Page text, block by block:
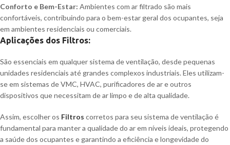
Conforto e Bem-Estar: Ambientes com ar filtrado são mais
confortáveis, contribuindo para o bem-estar geral dos ocupantes, seja
em ambientes residenciais ou comerciais.
Aplicações dos Filtros:
São essenciais em qualquer sistema de ventilação, desde pequenas
unidades residenciais até grandes complexos industriais. Eles utilizam-
se em sistemas de VMC, HVAC, purificadores de ar e outros
dispositivos que necessitam de ar limpo e de alta qualidade.
Assim, escolher os Filtros corretos para seu sistema de ventilação é
fundamental para manter a qualidade do ar em níveis ideais, protegendo
a saúde dos ocupantes e garantindo a eficiência e longevidade do